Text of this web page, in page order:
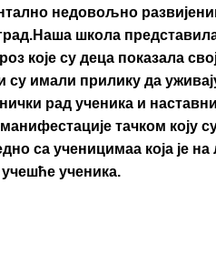
недовољно
школа
које су деца показала
су имали прилику да
рад ученика и
тачком коју
са ученицимаа која је
ученика.